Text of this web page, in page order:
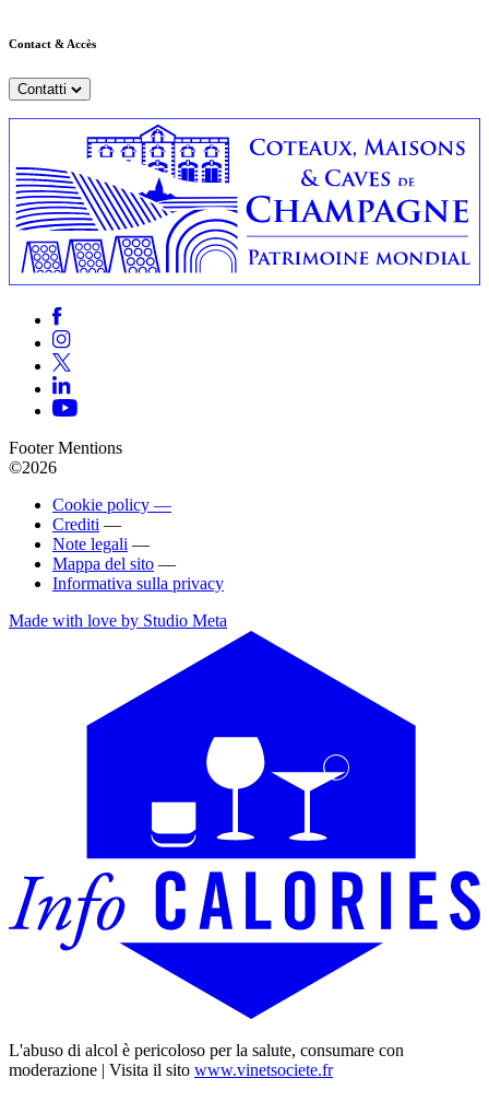
Contact & Accès
Contatti
Footer Mentions
©2026
Cookie policy —
Crediti —
Note legali —
Mappa del sito —
Informativa sulla privacy
Made with love by Studio Meta
L'abuso di alcol è pericoloso per la salute, consumare con
moderazione | Visita il sito www.vinetsociete.fr